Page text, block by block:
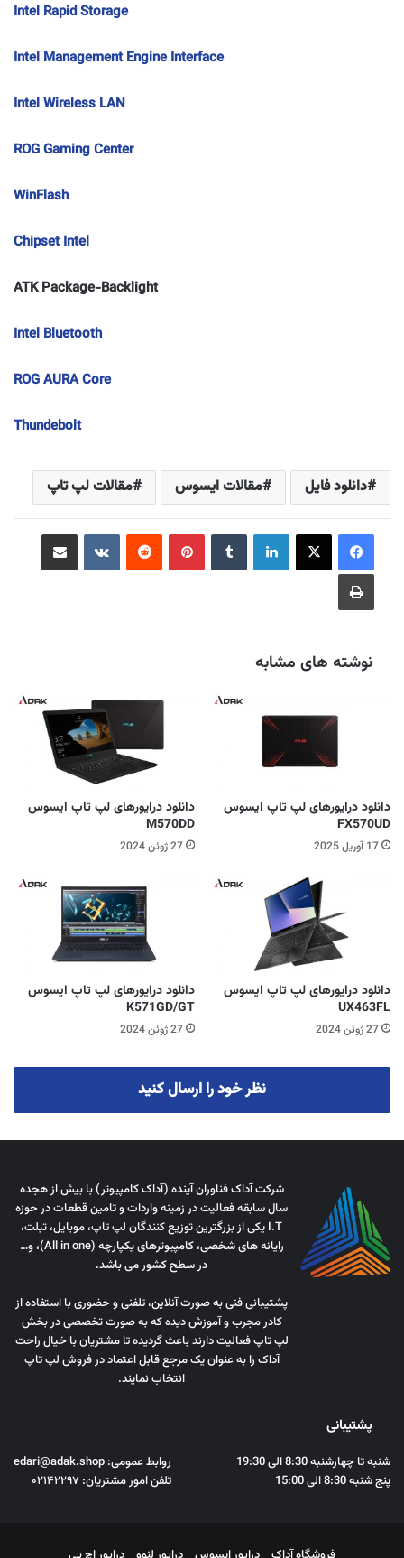
Intel Rapid Storage
Intel Management Engine Interface
Intel Wireless LAN
ROG Gaming Center
WinFlash
Chipset Intel
ATK Package-Backlight
Intel Bluetooth
ROG AURA Core
Thundebolt
دانلود فایل مقالات ایسوس مقالات لپ تاپ
لینکدین ‫پین‌ترست ‫رددیت
چاپ
نوشته های مشابه
دانلود درایورهای لپ تاپ ایسوس
FX570UD
17 آوریل 2025
دانلود درایورهای لپ تاپ ایسوس
M570DD
27 ژوئن 2024
دانلود درایورهای لپ تاپ ایسوس
UX463FL
27 ژوئن 2024
دانلود درایورهای لپ تاپ ایسوس
K571GD/GT
27 ژوئن 2024
نظر خود را ارسال کنید
شرکت آداک فناوران آینده (آداک کامپیوتر) با بیش از هجده
سال سابقه فعالیت در زمینه واردات و تامین قطعات در حوزه
I.T یکی از بزرگترین توزیع کنندگان لپ تاپ، موبایل، تبلت،
رایانه های شخصی، کامپیوترهای یکپارچه (All in one)، و…
در سطح کشور می باشد.
پشتیبانی فنی به صورت آنلاین، تلفنی و حضوری با استفاده از
کادر مجرب و آموزش دیده که به صورت تخصصی در بخش
لپ تاپ فعالیت دارند باعث گردیده تا مشتریان با خیال راحت
آداک را به عنوان یک مرجع قابل اعتماد در فروش لپ تاپ
انتخاب نمایند.
پشتیبانی
شنبه تا چهارشنبه 8:30 الی 19:30
پنج شنبه 8:30 الی 15:00
روابط عمومی: edari@adak.shop
تلفن امور مشتریان: ۰۲۱۴۲۲۹۷